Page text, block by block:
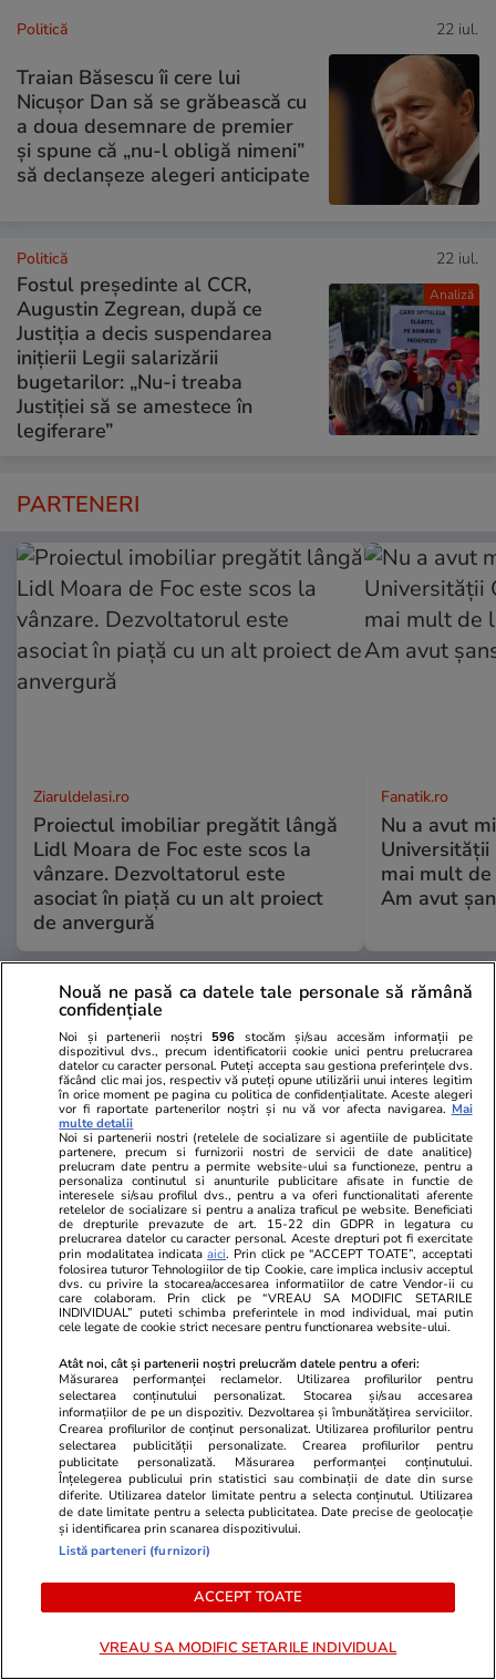
Politică 22 iul.
Traian Băsescu îi cere lui
Nicușor Dan să se grăbească cu
a doua desemnare de premier
și spune că „nu-l obligă nimeni”
să declanșeze alegeri anticipate
Analiză
Politică 22 iul.
Fostul președinte al CCR,
Augustin Zegrean, după ce
Justiția a decis suspendarea
inițierii Legii salarizării
bugetarilor: „Nu-i treaba
Justiției să se amestece în
legiferare”
PARTENERI
ZiaruldeIasi.ro
Proiectul imobiliar pregătit lângă
Lidl Moara de Foc este scos la
vânzare. Dezvoltatorul este
asociat în piață cu un alt proiect
de anvergură
Fanatik.ro
Nu a avut
Universității
mai mult
Am avut
ULTIMELE ȘTIRI
Știri Externe 22 iul.
Pompierii italieni luptă cu zeci de incendii de
vegetație în Sicilia. Temperaturile în orașul
italian au ajuns la 45 de grade Celsius
Politică 22 iul.
Traian Băsescu îi cere lui Nicușor Dan să se
grăbească cu a doua desemnare de premier și
spune că „nu-l obligă nimeni” să declanșeze
alegeri anticipate
Știri România 22 iul.
Val de scumpiri la pompă din cauza sistării
petrolului kazah din Marea Neagră. Noile
prețuri la benzină și motorină
Vacanțe și Cultură 22 iul.
explorare al călătoriilor, arată un nou studiu:
Nouă ne pasă ca datele tale personale să rămână
confidențiale
Noi și partenerii noștri 596 stocăm și/sau accesăm informații pe
dispozitivul dvs., precum identificatorii cookie unici pentru prelucrarea
datelor cu caracter personal. Puteți accepta sau gestiona preferințele dvs.
făcând clic mai jos, respectiv vă puteți opune utilizării unui interes legitim
în orice moment pe pagina cu politica de confidențialitate. Aceste alegeri
vor fi raportate partenerilor noștri și nu vă vor afecta navigarea. Mai
multe detalii
Noi si partenerii nostri (retelele de socializare si agentiile de publicitate
partenere, precum si furnizorii nostri de servicii de date analitice)
prelucram date pentru a permite website-ului sa functioneze, pentru a
personaliza continutul si anunturile publicitare afisate in functie de
interesele si/sau profilul dvs., pentru a va oferi functionalitati aferente
retelelor de socializare si pentru a analiza traficul pe website. Beneficiati
de drepturile prevazute de art. 15-22 din GDPR in legatura cu
prelucrarea datelor cu caracter personal. Aceste drepturi pot fi exercitate
prin modalitatea indicataaici. Prin click pe “ACCEPT TOATE”, acceptati
folosirea tuturor Tehnologiilor de tip Cookie, care implica inclusiv acceptul
dvs. cu privire la stocarea/accesarea informatiilor de catre Vendor-ii cu
care colaboram. Prin click pe “VREAU SA MODIFIC SETARILE
INDIVIDUAL” puteti schimba preferintele in mod individual, mai putin
cele legate de cookie strict necesare pentru functionarea website-ului.
Atât noi, cât și partenerii noștri prelucrăm datele pentru a oferi:
Măsurarea performanței reclamelor. Utilizarea profilurilor pentru
selectarea conținutului personalizat. Stocarea și/sau accesarea
informațiilor de pe un dispozitiv. Dezvoltarea și îmbunătățirea serviciilor.
Crearea profilurilor de conținut personalizat. Utilizarea profilurilor pentru
selectarea publicității personalizate. Crearea profilurilor pentru
publicitate personalizată. Măsurarea performanței conținutului.
Înțelegerea publicului prin statistici sau combinații de date din surse
diferite. Utilizarea datelor limitate pentru a selecta conținutul. Utilizarea
de date limitate pentru a selecta publicitatea. Date precise de geolocație
și identificarea prin scanarea dispozitivului.
Listă parteneri (furnizori)
ACCEPT TOATE
VREAU SA MODIFIC SETARILE INDIVIDUAL